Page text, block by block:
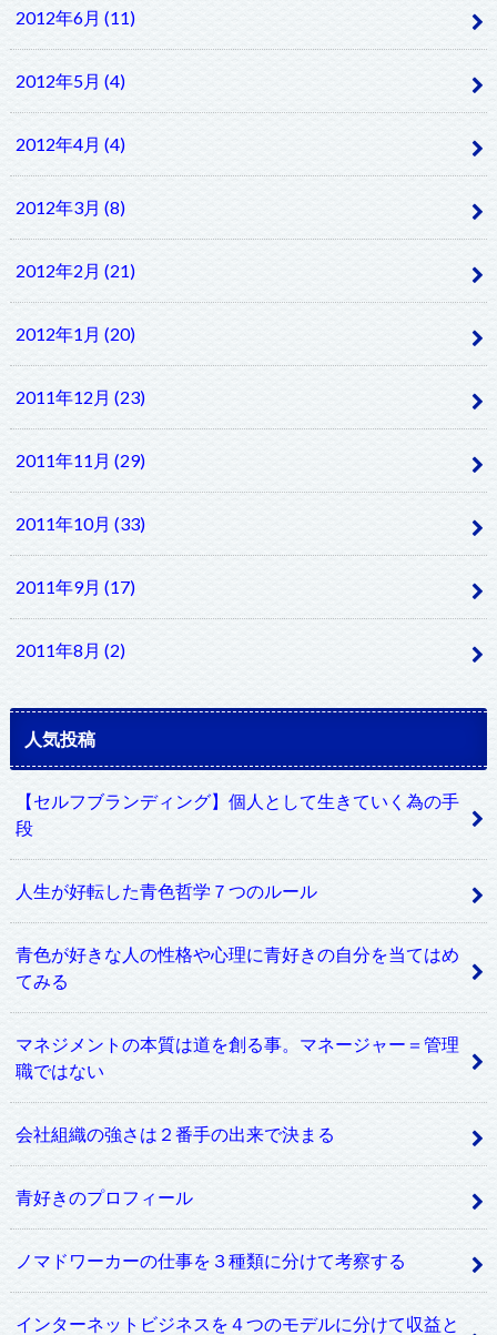
2012年6月 (11)
2012年5月 (4)
2012年4月 (4)
2012年3月 (8)
2012年2月 (21)
2012年1月 (20)
2011年12月 (23)
2011年11月 (29)
2011年10月 (33)
2011年9月 (17)
2011年8月 (2)
人気投稿
【セルフブランディング】個人として生きていく為の手
段
人生が好転した青色哲学７つのルール
青色が好きな人の性格や心理に青好きの自分を当てはめ
てみる
マネジメントの本質は道を創る事。マネージャー＝管理
職ではない
会社組織の強さは２番手の出来で決まる
青好きのプロフィール
ノマドワーカーの仕事を３種類に分けて考察する
インターネットビジネスを４つのモデルに分けて収益と